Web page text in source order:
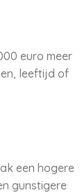
euro meer
leeftijd of
een hogere
gunstigere